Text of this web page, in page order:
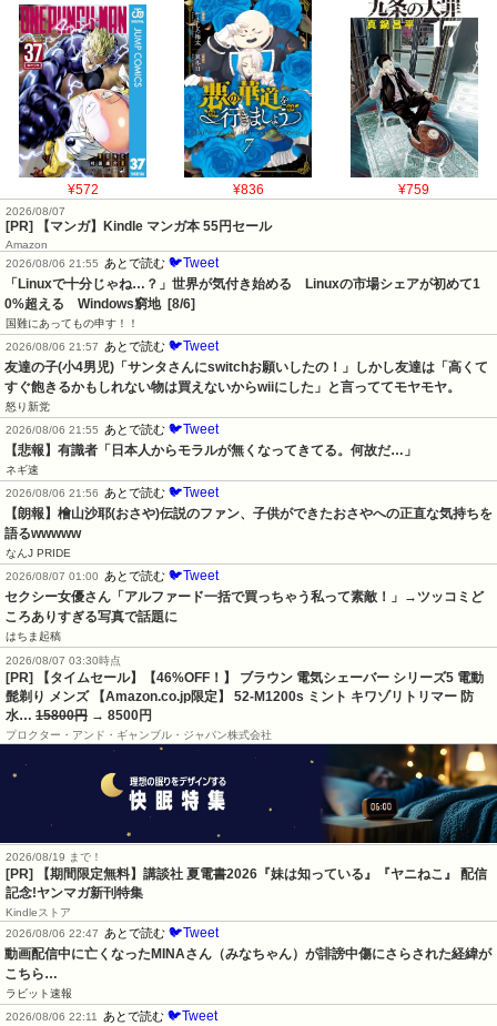
¥572 ¥836 ¥759
2026/08/07
[PR] 【マンガ】Kindle マンガ本 55円セール
Amazon
2026/08/06 21:55
あとで読む 🐦Tweet
「Linuxで十分じゃね…？」世界が気付き始める　Linuxの市場シェアが初めて1
0%超える　Windows窮地  [8/6]
国難にあってもの申す！！
2026/08/06 21:57
あとで読む 🐦Tweet
友達の子(小4男児)「サンタさんにswitchお願いしたの！」しかし友達は「高くて
すぐ飽きるかもしれない物は買えないからwiiにした」と言っててモヤモヤ。
怒り新党
2026/08/06 21:55
あとで読む 🐦Tweet
【悲報】有識者「日本人からモラルが無くなってきてる。何故だ…」
ネギ速
2026/08/06 21:56
あとで読む 🐦Tweet
【朗報】檜山沙耶(おさや)伝説のファン、子供ができたおさやへの正直な気持ちを
語るwwwww
なんJ PRIDE
2026/08/07 01:00
あとで読む 🐦Tweet
セクシー女優さん「アルファード一括で買っちゃう私って素敵！」→ツッコミど
ころありすぎる写真で話題に
はちま起稿
2026/08/07 03:30時点
[PR] 【タイムセール】【46%OFF！】 ブラウン 電気シェーバー シリーズ5 電動
髭剃り メンズ 【Amazon.co.jp限定】 52-M1200s ミント キワゾリトリマー 防
水… 15800円 → 8500円
プロクター・アンド・ギャンブル・ジャパン株式会社
2026/08/19 まで！
[PR] 【期間限定無料】講談社 夏電書2026『妹は知っている』『ヤニねこ』 配信
記念!ヤンマガ新刊特集
Kindleストア
2026/08/06 22:47
あとで読む 🐦Tweet
動画配信中に亡くなったMINAさん（みなちゃん）が誹謗中傷にさらされた経緯が
こちら…
ラビット速報
2026/08/06 22:11
あとで読む 🐦Tweet